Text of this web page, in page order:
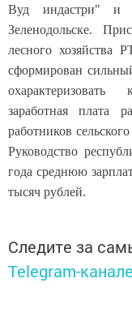
Вуд индастри" и
Зеленодольске.
лесного хозяйства
сформирован
заработная плата
работников
Руководство
года среднюю
тысяч рублей.
Следите за
Telegram-канале